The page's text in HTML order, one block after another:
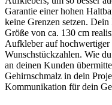
Garantie einer hohen
keine Grenzen setzen.
Größe von ca. 130 cm
Aufkleber auf
Wunschstückzahlen. Wie
an deinen Kunden
Gehirnschmalz in dein
Kommunikation für dein